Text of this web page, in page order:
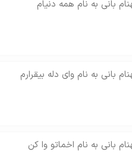
بانی به نام همه دنیام
بانی به نام وای دله بیقرارم
بانی به نام اخماتو وا کن